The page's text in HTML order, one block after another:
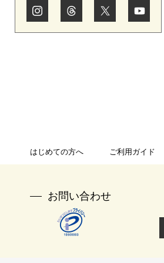
はじめての方へ ご利用ガイド
お問い合わせ